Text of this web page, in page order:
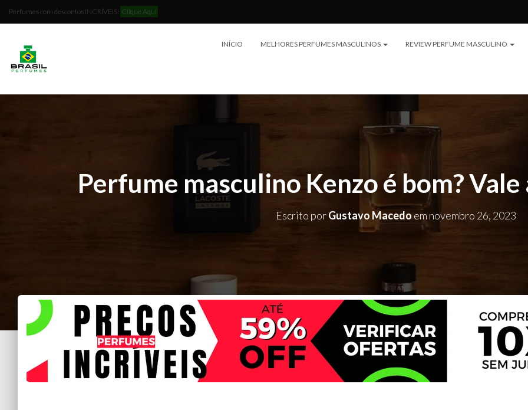
Perfumes com descontos INCRÍVEIS! Clique Aqui
INÍCIO MELHORES PERFUMES MASCULINOS REVIEW PERFUME MASCULINO
Perfume masculino Kenzo é bom?
Escrito porGustavo Macedoem novembro 26, 2023